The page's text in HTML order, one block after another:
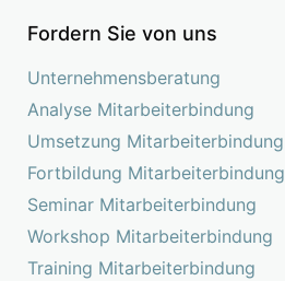
Fordern Sie von uns
Unternehmensberatung
Analyse Mitarbeiterbindung
Umsetzung Mitarbeiterbindung
Fortbildung Mitarbeiterbindung
Seminar Mitarbeiterbindung
Workshop Mitarbeiterbindung
Training Mitarbeiterbindung